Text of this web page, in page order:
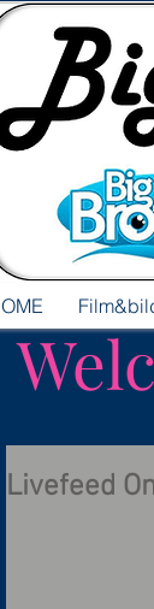
Livefeed